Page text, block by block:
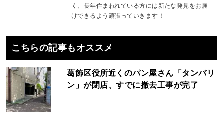
く、長年住まわれている方には新たな発見をお届
けできるよう頑張っていきます！
こちらの記事もオススメ
葛飾区役所近くのパン屋さん「タンバリ
ン」が閉店、すでに撤去工事が完了